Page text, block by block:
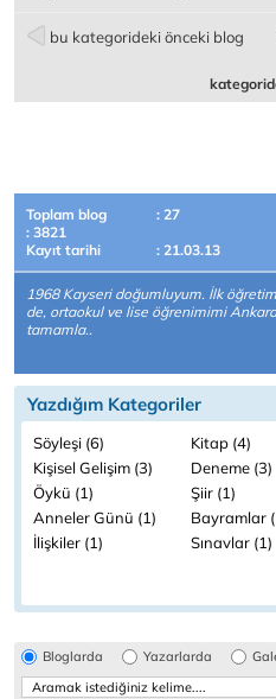
bu kategorideki önceki blog
Toplam blog
: 27
: 3821
Kayıt tarihi
: 21.03.13
1968 Kayseri doğumluyum. İlk
de, ortaokul ve lise öğrenimimi
tamamla..
Yazdığım Kategoriler
Söyleşi (6)
Kitap (4)
Kişisel Gelişim (3)
Deneme (3)
Öykü (1)
Şiir (1)
Anneler Günü (1)
Bayramlar
İlişkiler (1)
Sınavlar (1)
Bloglarda Yazarlarda